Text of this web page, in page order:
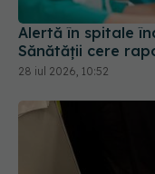
Sănătății cere
28 iul 2026, 10:52